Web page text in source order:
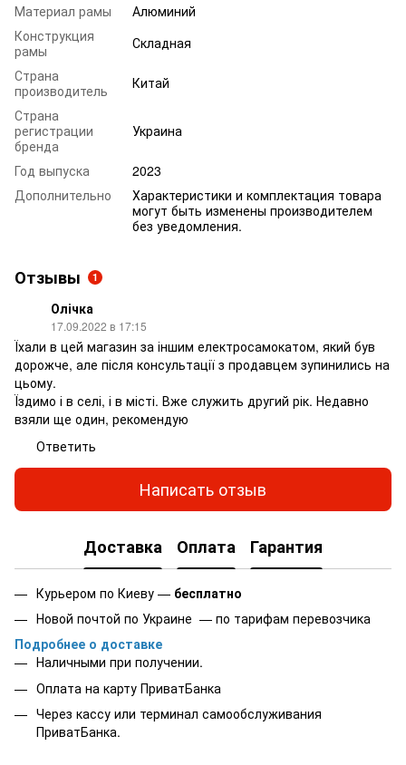
Материал рамы
Алюминий
Конструкция
рамы
Складная
Страна
производитель
Китай
Страна
регистрации
бренда
Украина
Год выпуска
2023
Дополнительно
Характеристики и комплектация товара
могут быть изменены производителем
без уведомления.
Отзывы 1
Олічка
17.09.2022 в 17:15
Їхали в цей магазин за іншим електросамокатом, який був
дорожче, але після консультації з продавцем зупинились на
цьому.
Їздимо і в селі, і в місті. Вже служить другий рік. Недавно
взяли ще один, рекомендую
Ответить
Написать отзыв
Доставка Оплата Гарантия
Курьером по Киеву — бесплатно
Новой почтой по Украине — по тарифам перевозчика
Подробнее о доставке
Наличными при получении.
Оплата на карту ПриватБанка
Через кассу или терминал самообслуживания
ПриватБанка.